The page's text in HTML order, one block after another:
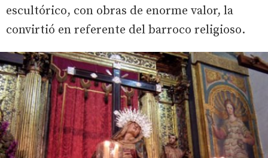
escultórico, con obras de enorme valor, la
convirtió en referente del barroco religioso.